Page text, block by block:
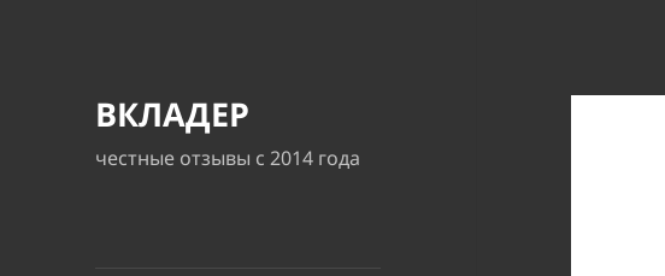
ВКЛАДЕР
честные отзывы с 2014 года